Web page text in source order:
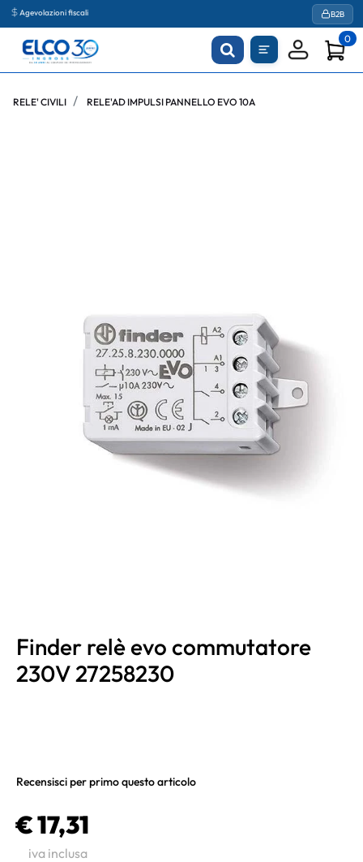
Agevolazioni fiscali B2B
0
RELE' CIVILI RELE'AD IMPULSI PANNELLO EVO 10A
Finder relè evo commutatore
230V 27258230
Recensisci per primo questo articolo
€ 17,31
iva inclusa